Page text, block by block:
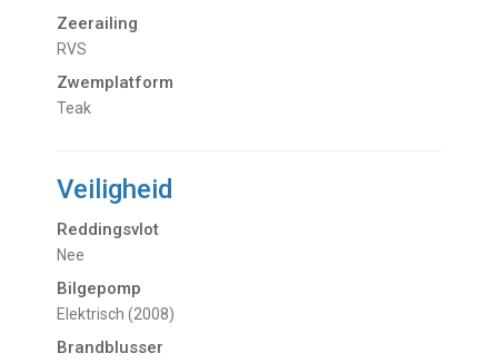
Zeerailing
RVS
Zwemplatform
Teak
Veiligheid
Reddingsvlot
Nee
Bilgepomp
Elektrisch (2008)
Brandblusser